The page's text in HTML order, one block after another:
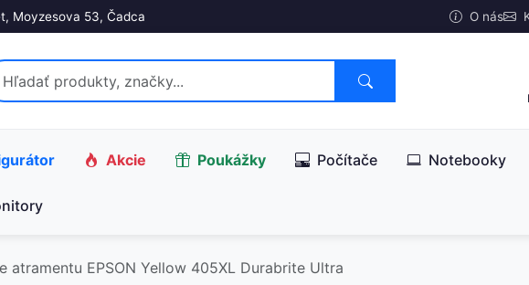
Moyzesova 53, Čadca O nás
Akcie Poukážky Počítače Notebooky
atramentu EPSON Yellow 405XL Durabrite Ultra